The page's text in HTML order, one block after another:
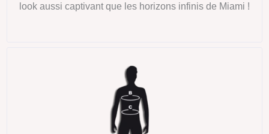
look aussi captivant que les horizons infinis de Miami !